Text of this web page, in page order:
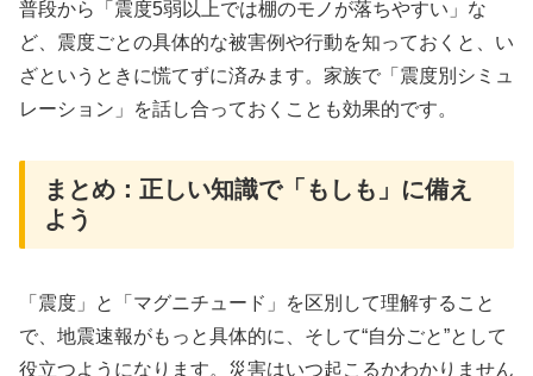
普段から「震度5弱以上では棚のモノが落ちやすい」な
ど、震度ごとの具体的な被害例や行動を知っておくと、い
ざというときに慌てずに済みます。家族で「震度別シミュ
レーション」を話し合っておくことも効果的です。
まとめ：正しい知識で「もしも」に備え
よう
「震度」と「マグニチュード」を区別して理解すること
で、地震速報がもっと具体的に、そして“自分ごと”として
役立つようになります。災害はいつ起こるかわかりません